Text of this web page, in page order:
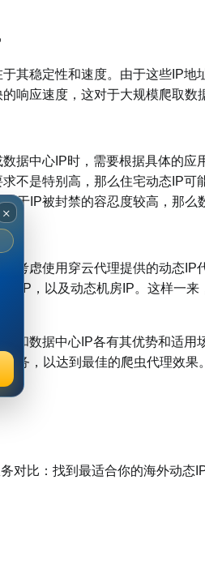
稳定性和速度。由于这些IP地
响应速度，这对于大规模爬取数
中心IP时，需要根据具体的应
不是特别高，那么住宅动态IP
于IP被封禁的容忍度较高，那么
虑使用穿云代理提供的动态IP
宅IP，以及动态机房IP。这样一
数据中心IP各有其优势和适用
务，以达到最佳的爬虫代理效果。
对比：找到最适合你的海外动态
×